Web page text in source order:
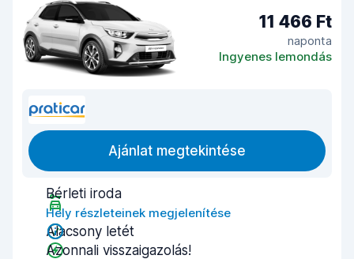
11 466 Ft
naponta
Ingyenes lemondás
Ajánlat megtekintése
Bérleti iroda
Hely részleteinek megjelenítése
Alacsony letét
Azonnali visszaigazolás!